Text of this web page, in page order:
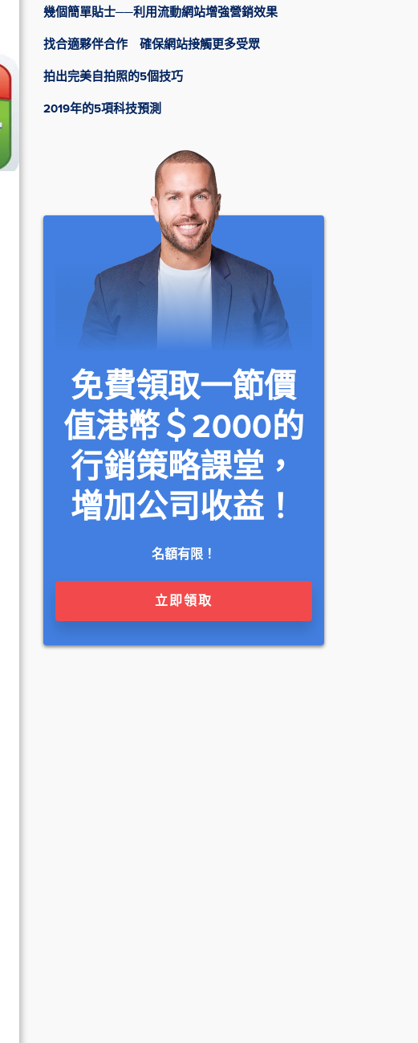
幾個簡單貼士──利用流動網站增強營銷效果
找合適夥伴合作 確保網站接觸更多受眾
拍出完美自拍照的5個技巧
2019年的5項科技預測
免費領取一節價
值港幣＄2000的
行銷策略課堂，
增加公司收益！
名額有限！
立即領取